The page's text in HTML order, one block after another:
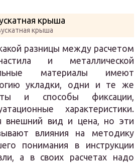
крыша
разницы между расчетом
и металлической
материалы имеют
укладки, одни и те же
и способы фиксации,
характеристики.
внешний вид и цена, но эти
влияния на методику
понимания в инструкции
а в своих расчетах надо